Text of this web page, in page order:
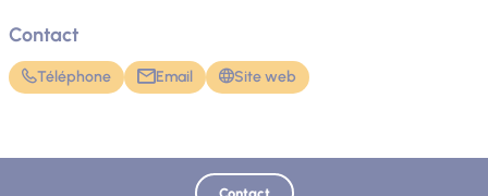
Contact
Téléphone Email Site web
Contact